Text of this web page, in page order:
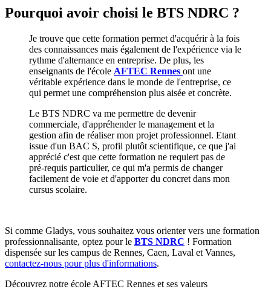
Pourquoi avoir choisi le BTS NDRC ?
Je trouve que cette formation permet d'acquérir à la fois
des connaissances mais également de l'expérience via le
rythme d'alternance en entreprise. De plus, les
enseignants de l'école AFTEC Rennes ont une
véritable expérience dans le monde de l'entreprise, ce
qui permet une compréhension plus aisée et concrète.
Le BTS NDRC va me permettre de devenir
commerciale, d'appréhender le management et la
gestion afin de réaliser mon projet professionnel. Etant
issue d'un BAC S, profil plutôt scientifique, ce que j'ai
apprécié c'est que cette formation ne requiert pas de
pré-requis particulier, ce qui m'a permis de changer
facilement de voie et d'apporter du concret dans mon
cursus scolaire.
Si comme Gladys, vous souhaitez vous orienter vers une formation
professionnalisante, optez pour le BTS NDRC ! Formation
dispensée sur les campus de Rennes, Caen, Laval et Vannes,
contactez-nous pour plus d'informations.
Découvrez notre école AFTEC Rennes et ses valeurs